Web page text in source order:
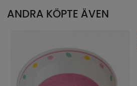
ANDRA KÖPTE ÄVEN